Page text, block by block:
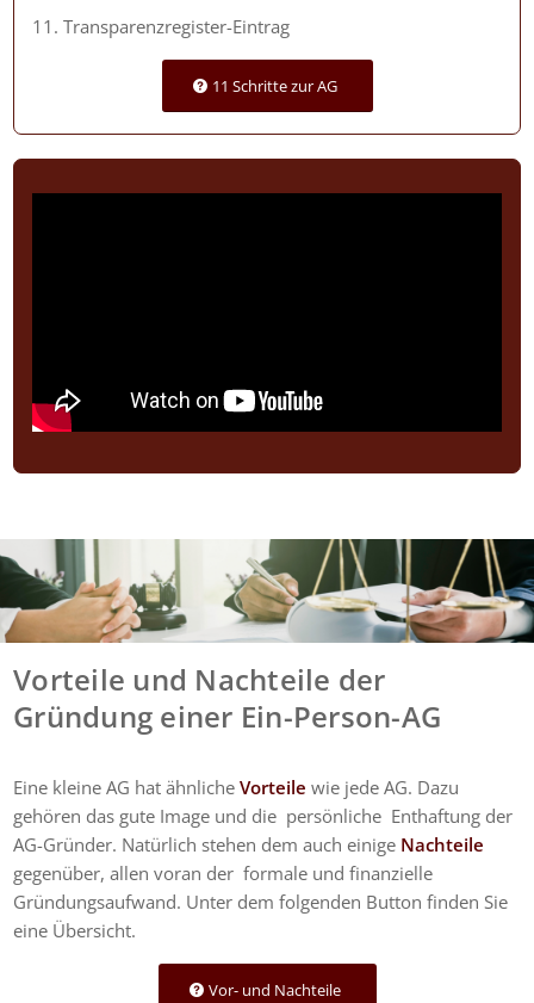
11. Transparenzregister-Eintrag
11 Schritte zur AG
Vorteile und Nachteile der
Gründung einer Ein-Person-AG
Eine kleine AG hat ähnlicheVorteile wie jede AG. Dazu
gehören das gute Image und die persönliche Enthaftung der
AG-Gründer. Natürlich stehen dem auch einige Nachteile
gegenüber, allen voran der formale und finanzielle
Gründungsaufwand. Unter dem folgenden Button finden Sie
eine Übersicht.
Vor- und Nachteile